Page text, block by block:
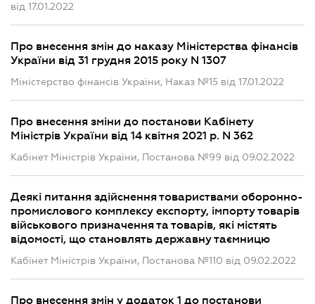
від 17.01.2022
Про внесення змін до наказу Міністерства фінансів
України від 31 грудня 2015 року N 1307
Міністерство фінансів України, Наказ №15 від 17.01.2022
Про внесення зміни до постанови Кабінету
Міністрів України від 14 квітня 2021 р. N 362
Кабінет Міністрів України, Постанова №99 від 09.02.2022
Деякі питання здійснення товариствами оборонно-
промислового комплексу експорту, імпорту товарів
військового призначення та товарів, які містять
відомості, що становлять державну таємницю
Кабінет Міністрів України, Постанова №110 від 09.02.2022
Про внесення змін у додаток 1 до постанови